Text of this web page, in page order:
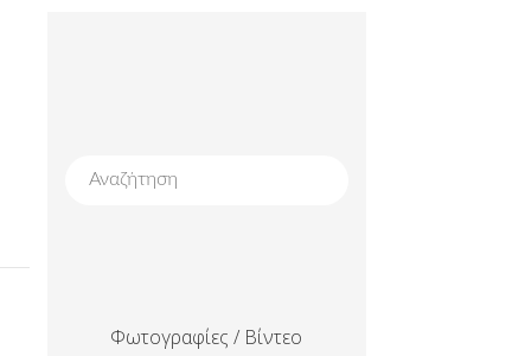
Φωτογραφίες / Βίντεο